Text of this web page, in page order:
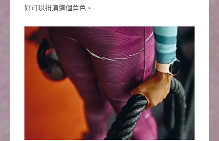
好可以扮演這個角色。